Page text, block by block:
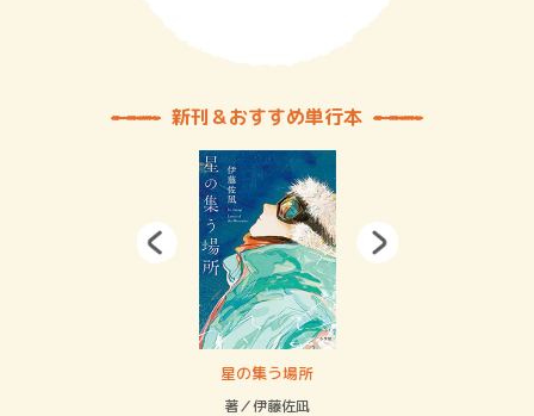
新刊＆おすすめ単行本
星の集う場所
著／伊藤佐凪